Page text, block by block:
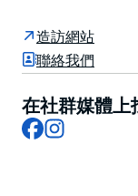
度”），菜單上有
部，每次光臨
涎欲滴的旅程。
這裡有許多香氣
多在印度以外很
造訪網站
聯絡我們
在社群媒體上
Facebook